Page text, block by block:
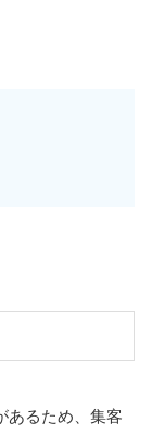
あるため、集客